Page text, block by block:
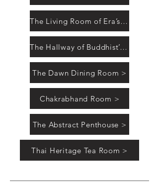
The Living Room of Era’s Dialogues >
The Hallway of Buddhist’s Art >
The Dawn Dining Room >
Chakrabhand Room >
The Abstract Penthouse >
Thai Heritage Tea Room >